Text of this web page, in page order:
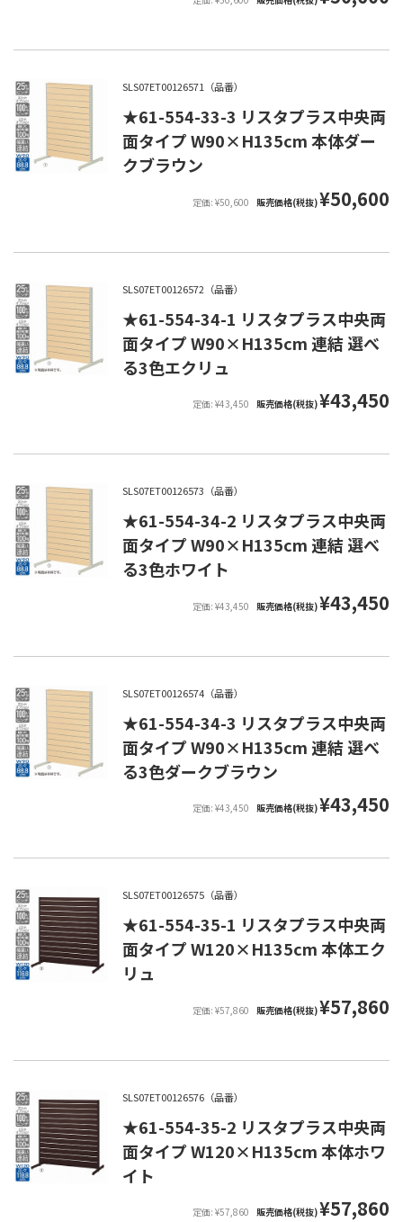
SLS07ET00126571（品番）
★61-554-33-3 リスタプラス中央両
面タイプ W90×H135cm 本体ダー
クブラウン
定価: ¥50,600 販売価格(税抜)¥50,600
SLS07ET00126572（品番）
★61-554-34-1 リスタプラス中央両
面タイプ W90×H135cm 連結 選べ
る3色エクリュ
定価: ¥43,450 販売価格(税抜)¥43,450
SLS07ET00126573（品番）
★61-554-34-2 リスタプラス中央両
面タイプ W90×H135cm 連結 選べ
る3色ホワイト
定価: ¥43,450 販売価格(税抜)¥43,450
SLS07ET00126574（品番）
★61-554-34-3 リスタプラス中央両
面タイプ W90×H135cm 連結 選べ
る3色ダークブラウン
定価: ¥43,450 販売価格(税抜)¥43,450
SLS07ET00126575（品番）
★61-554-35-1 リスタプラス中央両
面タイプ W120×H135cm 本体エク
リュ
定価: ¥57,860 販売価格(税抜)¥57,860
SLS07ET00126576（品番）
★61-554-35-2 リスタプラス中央両
面タイプ W120×H135cm 本体ホワ
イト
定価: ¥57,860 販売価格(税抜)¥57,860